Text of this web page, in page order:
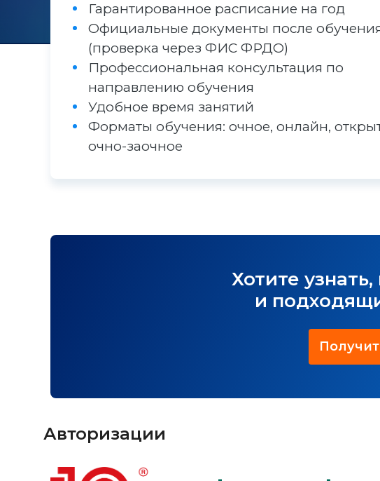
Гарантированное расписание на год
Официальные документы после
(проверка через ФИС ФРДО)
Профессиональная консультация по
направлению обучения
Удобное время занятий
Форматы обучения: очное, онлайн,
очно-заочное
Хотите
и
Авторизации